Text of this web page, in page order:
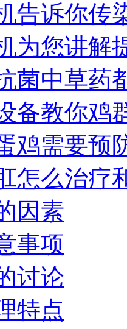
告诉你传
为您讲解
菌中草药
备教你鸡
鸡需要预
怎么治疗
因素
事项
讨论
特点